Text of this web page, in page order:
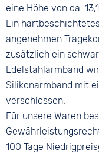
eine Höhe von ca.
Ein
angenehmen
zusätzlich ein
Edelstahlarmband
Silikonarmband mit
verschlossen.
Für unsere Waren
100 Tage